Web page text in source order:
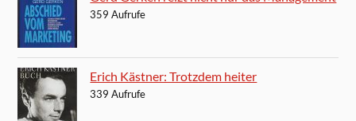
359 Aufrufe
Erich Kästner: Trotzdem heiter
339 Aufrufe